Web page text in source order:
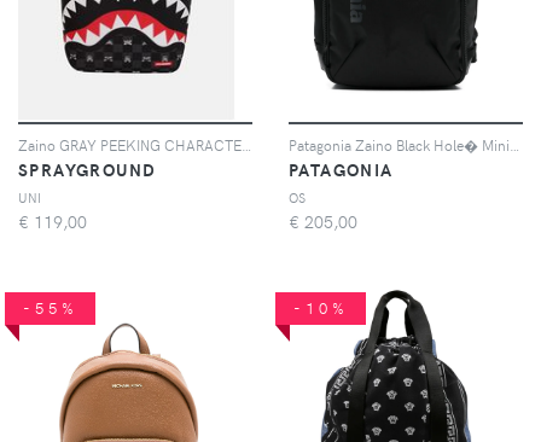
SPRAYGROUND
UNI
€ 119,00
PATAGONIA
OS
€ 205,00
-55% -10%